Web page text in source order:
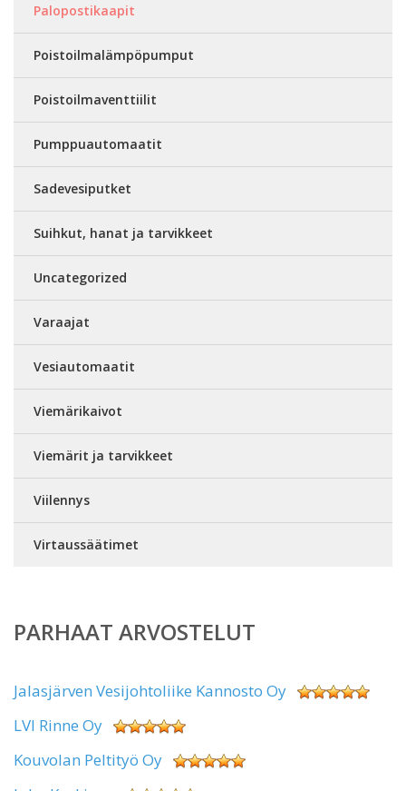
Palopostikaapit
Poistoilmalämpöpumput
Poistoilmaventtiilit
Pumppuautomaatit
Sadevesiputket
Suihkut, hanat ja tarvikkeet
Uncategorized
Varaajat
Vesiautomaatit
Viemärikaivot
Viemärit ja tarvikkeet
Viilennys
Virtaussäätimet
PARHAAT ARVOSTELUT
Jalasjärven Vesijohtoliike Kannosto Oy
LVI Rinne Oy
Kouvolan Peltityö Oy